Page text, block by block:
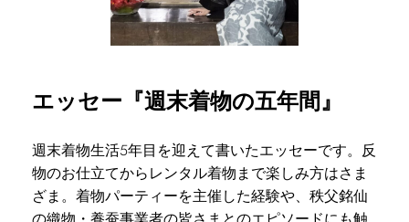
エッセー『週末着物の五年間』
週末着物生活5年目を迎えて書いたエッセーです。反
物のお仕立てからレンタル着物まで楽しみ方はさま
ざま。着物パーティーを主催した経験や、秩父銘仙